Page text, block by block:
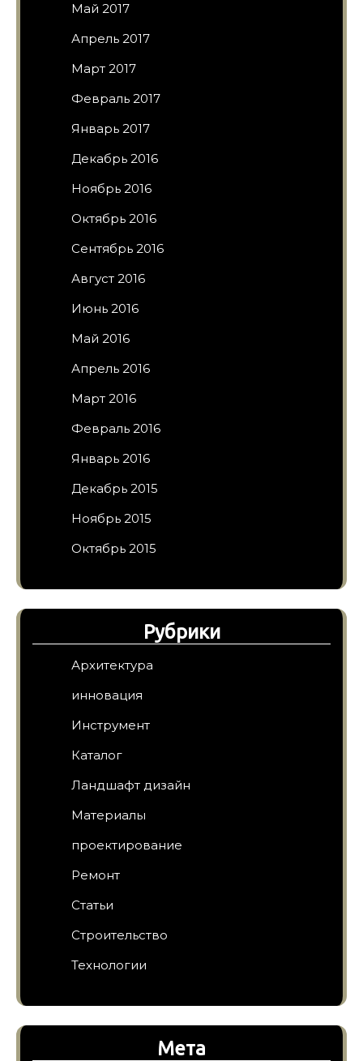
Май 2017
Апрель 2017
Март 2017
Февраль 2017
Январь 2017
Декабрь 2016
Ноябрь 2016
Октябрь 2016
Сентябрь 2016
Август 2016
Июнь 2016
Май 2016
Апрель 2016
Март 2016
Февраль 2016
Январь 2016
Декабрь 2015
Ноябрь 2015
Октябрь 2015
Рубрики
Архитектура
инновация
Инструмент
Каталог
Ландшафт дизайн
Материалы
проектирование
Ремонт
Статьи
Строительство
Технологии
Мета